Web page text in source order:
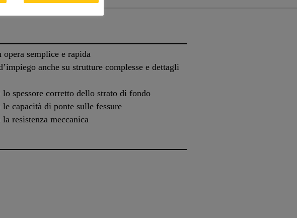
opera semplice e rapida
anche su strutture complesse e dettagli
lo spessore corretto dello strato di fondo
capacità di ponte sulle fessure
resistenza meccanica